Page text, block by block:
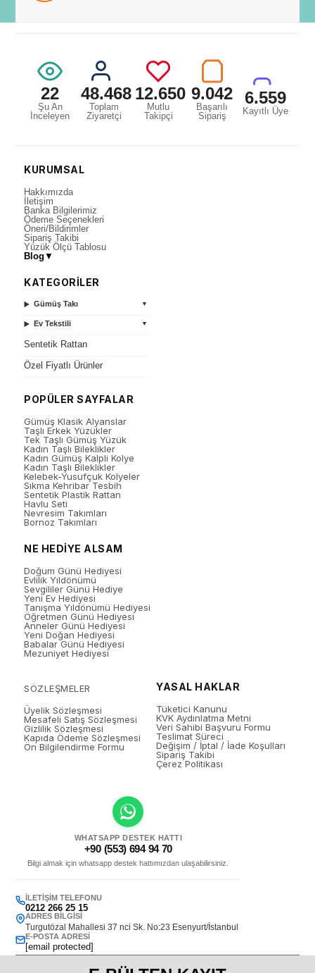
22
Şu An
İnceleyen
48.468
Toplam
Ziyaretçi
12.650
Mutlu
Takipçi
9.042
Başarılı
Sipariş
6.559
Kayıtlı Üye
KURUMSAL
Hakkımızda
İletişim
Banka Bilgilerimiz
Ödeme Seçenekleri
Öneri/Bildirimler
Sipariş Takibi
Yüzük Ölçü Tablosu
Blog ▼
KATEGORİLER
Gümüş Takı ▼
Ev Tekstili ▼
Sentetik Rattan
Özel Fiyatlı Ürünler
POPÜLER SAYFALAR
Gümüş Klasik Alyanslar
Taşlı Erkek Yüzükler
Tek Taşlı Gümüş Yüzük
Kadın Taşlı Bileklikler
Kadın Gümüş Kalpli Kolye
Kadın Taşlı Bileklikler
Kelebek-Yusufçuk Kolyeler
Sıkma Kehribar Tesbih
Sentetik Plastik Rattan
Havlu Seti
Nevresim Takımları
Bornoz Takımları
NE HEDİYE ALSAM
Doğum Günü Hediyesi
Evlilik Yıldönümü
Sevgililer Günü Hediye
Yeni Ev Hediyesi
Tanışma Yıldönümü Hediyesi
Öğretmen Günü Hediyesi
Anneler Günü Hediyesi
Yeni Doğan Hediyesi
Babalar Günü Hediyesi
Mezuniyet Hediyesi
SÖZLEŞMELER
Üyelik Sözleşmesi
Mesafeli Satış Sözleşmesi
Gizlilik Sözleşmesi
Kapıda Ödeme Sözleşmesi
Ön Bilgilendirme Formu
YASAL HAKLAR
Tüketici Kanunu
KVK Aydınlatma Metni
Veri Sahibi Başvuru Formu
Teslimat Süreci
Değişim / İptal / İade Koşulları
Sipariş Takibi
Çerez Politikası
WHATSAPP DESTEK HATTI
+90 (553) 694 94 70
Bilgi almak için whatsapp destek hattımızdan ulaşabilirsiniz.
İLETIŞIM TELEFONU
0212 266 25 15
ADRES BILGISI
Turgutözal Mahallesi 37 nci Sk. No:23 Esenyurt/İstanbul
E-POSTA ADRESI
[email protected]